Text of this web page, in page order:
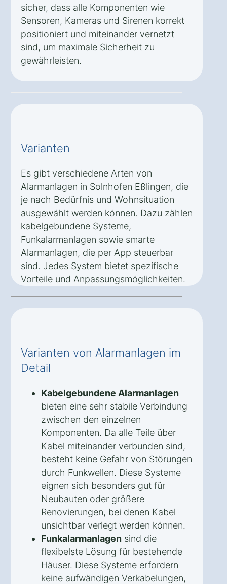
sicher, dass alle Komponenten wie
Sensoren, Kameras und Sirenen korrekt
positioniert und miteinander vernetzt
sind, um maximale Sicherheit zu
gewährleisten.
Varianten
Es gibt verschiedene Arten von
Alarmanlagen in Solnhofen Eßlingen, die
je nach Bedürfnis und Wohnsituation
ausgewählt werden können. Dazu zählen
kabelgebundene Systeme,
Funkalarmanlagen sowie smarte
Alarmanlagen, die per App steuerbar
sind. Jedes System bietet spezifische
Vorteile und Anpassungsmöglichkeiten.
Varianten von Alarmanlagen im
Detail
Kabelgebundene Alarmanlagen
bieten eine sehr stabile Verbindung
zwischen den einzelnen
Komponenten. Da alle Teile über
Kabel miteinander verbunden sind,
besteht keine Gefahr von Störungen
durch Funkwellen. Diese Systeme
eignen sich besonders gut für
Neubauten oder größere
Renovierungen, bei denen Kabel
unsichtbar verlegt werden können.
Funkalarmanlagen sind die
flexibelste Lösung für bestehende
Häuser. Diese Systeme erfordern
keine aufwändigen Verkabelungen,